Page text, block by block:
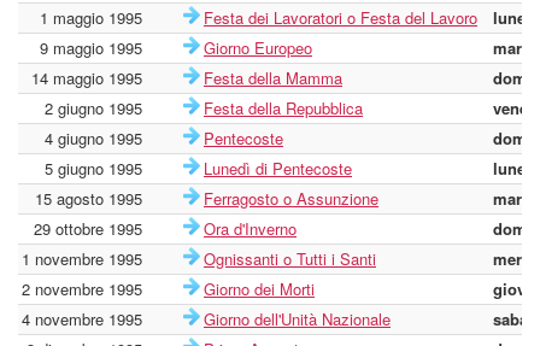
1 maggio 1995
Festa dei Lavoratori o Festa del Lavoro
lunedì
9 maggio 1995
Giorno Europeo
14 maggio 1995
Festa della Mamma
2 giugno 1995
Festa della Repubblica
4 giugno 1995
Pentecoste
5 giugno 1995
Lunedì di Pentecoste
lunedì
15 agosto 1995
Ferragosto o Assunzione
29 ottobre 1995
Ora d'Inverno
1 novembre 1995
Ognissanti o Tutti i Santi
2 novembre 1995
Giorno dei Morti
4 novembre 1995
Giorno dell'Unità Nazionale